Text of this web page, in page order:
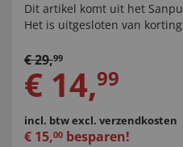
Dit artikel komt uit het
Het is uitgesloten van
€29,99
€ 14,99
incl. btwexcl. verzendkosten
€ 15,00 besparen!